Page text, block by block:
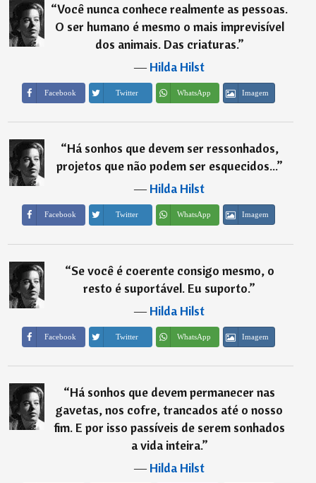
“Você nunca conhece realmente as pessoas.
O ser humano é mesmo o mais imprevisível
dos animais. Das criaturas.”
―Hilda Hilst
Facebook Twitter WhatsApp Imagem
“Há sonhos que devem ser ressonhados,
projetos que não podem ser esquecidos...”
―Hilda Hilst
Facebook Twitter WhatsApp Imagem
“Se você é coerente consigo mesmo, o
resto é suportável. Eu suporto.”
―Hilda Hilst
Facebook Twitter WhatsApp Imagem
“Há sonhos que devem permanecer nas
gavetas, nos cofre, trancados até o nosso
fim. E por isso passíveis de serem sonhados
a vida inteira.”
―Hilda Hilst